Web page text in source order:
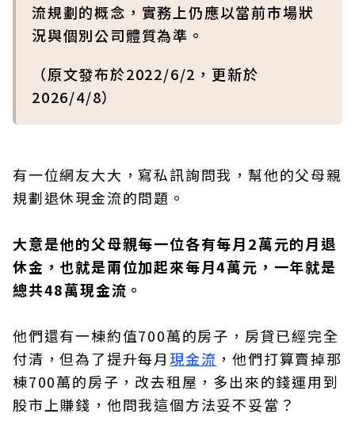
流規劃的概念，實務上仍應以當前市場狀
況與個別公司體質為準。
（原文發布於2022/6/2，更新於
2026/4/8）
有一位網友大大，寫私訊詢問我，幫他的父母親
規劃退休現金流的問題。
大意是他的父母親每一位各有每月2萬元的月退
休金，也就是兩位加起來每月4萬元，一年就是
總共48萬現金流。
他們還有一棟約值700萬的房子，房貸已經完全
付清，但為了提升每月現金流 ，他們打算賣掉那
棟700萬的房子，改去租屋，多出來的錢運用到
股市上賺錢，他問我這個方法妥不妥當？